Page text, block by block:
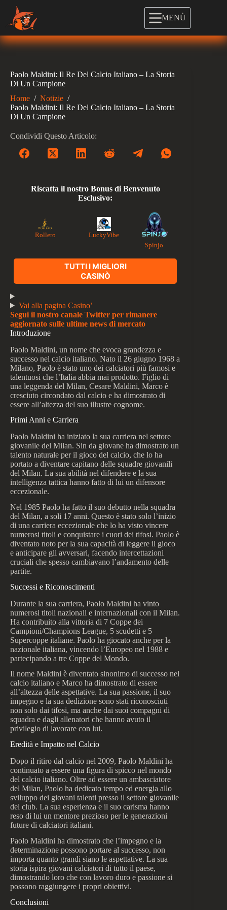
contenuto
MENÙ
Paolo Maldini: Il Re Del Calcio Italiano – La Storia
Di Un Campione
Home / Notizie /
Paolo Maldini: Il Re Del Calcio Italiano – La Storia
Di Un Campione
Condividi Questo Articolo:
Riscatta il nostro Bonus di Benvenuto
Esclusivo:
Rollero
LuckyVibe
Spinjo
TUTTI I MIGLIORI
CASINÒ
Vai alla pagina Casino’
Segui il nostro canale Twitter per rimanere
aggiornato sulle ultime news di mercato
Introduzione
Paolo Maldini, un nome che evoca grandezza e
successo nel calcio italiano. Nato il 26 giugno 1968 a
Milano, Paolo è stato uno dei calciatori più famosi e
talentuosi che l’Italia abbia mai prodotto. Figlio di
una leggenda del Milan, Cesare Maldini, Marco è
cresciuto circondato dal calcio e ha dimostrato di
essere all’altezza del suo illustre cognome.
Primi Anni e Carriera
Paolo Maldini ha iniziato la sua carriera nel settore
giovanile del Milan. Sin da giovane ha dimostrato un
talento naturale per il gioco del calcio, che lo ha
portato a diventare capitano delle squadre giovanili
del Milan. La sua abilità nel difendere e la sua
intelligenza tattica hanno fatto di lui un difensore
eccezionale.
Nel 1985 Paolo ha fatto il suo debutto nella squadra
del Milan, a soli 17 anni. Questo è stato solo l’inizio
di una carriera eccezionale che lo ha visto vincere
numerosi titoli e conquistare i cuori dei tifosi. Paolo è
diventato noto per la sua capacità di leggere il gioco
e anticipare gli avversari, facendo intercettazioni
cruciali che spesso cambiavano l’andamento delle
partite.
Successi e Riconoscimenti
Durante la sua carriera, Paolo Maldini ha vinto
numerosi titoli nazionali e internazionali con il Milan.
Ha contribuito alla vittoria di 7 Coppe dei
Campioni/Champions League, 5 scudetti e 5
Supercoppe italiane. Paolo ha giocato anche per la
nazionale italiana, vincendo l’Europeo nel 1988 e
partecipando a tre Coppe del Mondo.
Il nome Maldini è diventato sinonimo di successo nel
calcio italiano e Marco ha dimostrato di essere
all’altezza delle aspettative. La sua passione, il suo
impegno e la sua dedizione sono stati riconosciuti
non solo dai tifosi, ma anche dai suoi compagni di
squadra e dagli allenatori che hanno avuto il
privilegio di lavorare con lui.
Eredità e Impatto nel Calcio
Dopo il ritiro dal calcio nel 2009, Paolo Maldini ha
continuato a essere una figura di spicco nel mondo
del calcio italiano. Oltre ad essere un ambasciatore
del Milan, Paolo ha dedicato tempo ed energia allo
sviluppo dei giovani talenti presso il settore giovanile
del club. La sua esperienza e il suo carisma hanno
reso di lui un mentore prezioso per le generazioni
future di calciatori italiani.
Paolo Maldini ha dimostrato che l’impegno e la
determinazione possono portare al successo, non
importa quanto grandi siano le aspettative. La sua
storia ispira giovani calciatori di tutto il paese,
dimostrando loro che con lavoro duro e passione si
possono raggiungere i propri obiettivi.
Conclusioni